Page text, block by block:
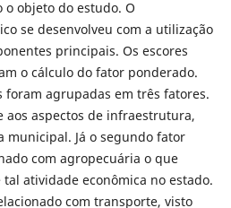
o objeto do estudo. O
se desenvolveu com a utilização
principais. Os escores
o cálculo do fator ponderado.
foram agrupadas em três fatores.
aspectos de infraestrutura,
municipal. Já o segundo fator
com agropecuária o que
atividade econômica no estado.
com transporte, visto